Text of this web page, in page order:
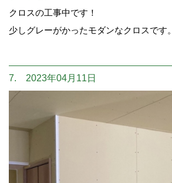
クロスの工事中です！
少しグレーがかったモダンなクロスです。
7. 2023年04月11日